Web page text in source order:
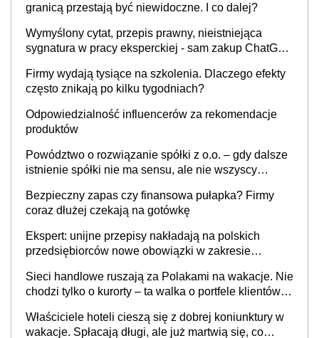
granicą przestają być niewidoczne. I co dalej?
Wymyślony cytat, przepis prawny, nieistniejąca
sygnatura w pracy eksperckiej - sam zakup ChatGPT
Firmy wydają tysiące na szkolenia. Dlaczego efekty
często znikają po kilku tygodniach?
Odpowiedzialność influencerów za rekomendacje
produktów
Powództwo o rozwiązanie spółki z o.o. – gdy dalsze
istnienie spółki nie ma sensu, ale nie wszyscy
Bezpieczny zapas czy finansowa pułapka? Firmy
coraz dłużej czekają na gotówkę
Ekspert: unijne przepisy nakładają na polskich
przedsiębiorców nowe obowiązki w zakresie
Sieci handlowe ruszają za Polakami na wakacje. Nie
chodzi tylko o kurorty – ta walka o portfele klientów
cichu
Właściciele hoteli cieszą się z dobrej koniunktury w
wakacje. Spłacają długi, ale już martwią się, co